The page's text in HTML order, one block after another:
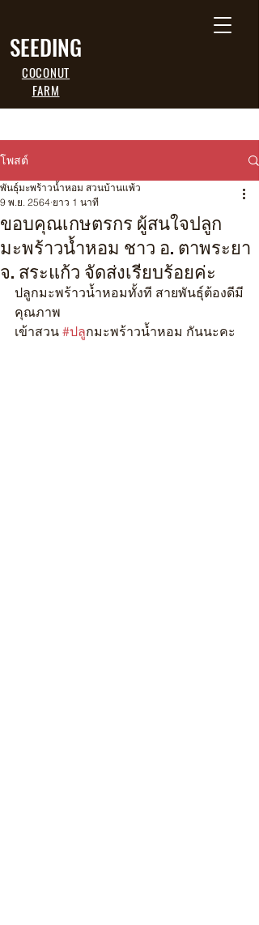
SEEDING
COCONUT
FARM
โพสต์
ขอบคุณเกษตรกร ผู้สนใจปลูก
มะพร้าวน้ำหอม ชาว อ. ตาพระยา
จ. สระแก้ว จัดส่งเรียบร้อยค่ะ
พันธุ์มะพร้าวน้ำหอม สวนบ้านแพ้ว
9 พ.ย. 2564 ยาว 1 นาที
ปลูกมะพร้าวน้ำหอมทั้งที สายพันธุ์ต้องดีมี
คุณภาพ
เข้าสวน #ปลูกมะพร้าวน้ำหอม กันนะคะ